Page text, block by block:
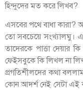
হিন্দুদের মত করে লিখব?
এসবের পথে বাধা কারা?
তো সবচেয়ে সংখ্যালঘু।
তাদেরকে পাত্তা দেয়ার
ফেইসবুকে কি লিখল না
প্রগতিশীলদের কথা
কোন আদর্শ নেই সেটা এই